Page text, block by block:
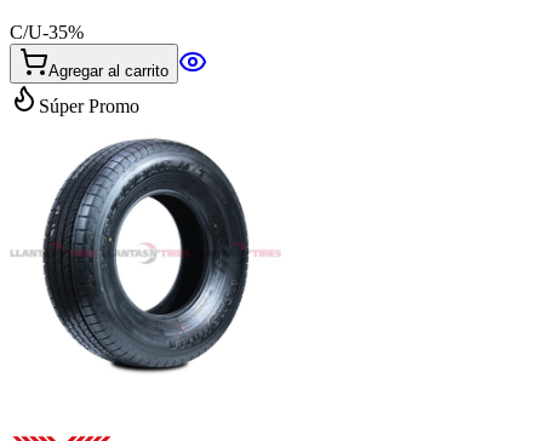
C/U-35%
Agregar al carrito
Súper Promo